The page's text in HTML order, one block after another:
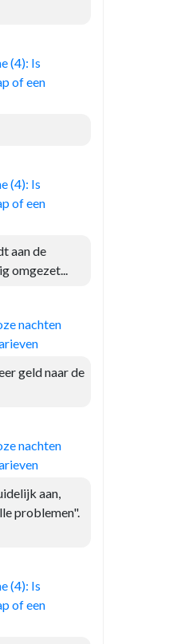
(4): Is
of een
(4): Is
of een
aan de
omgezet...
nachten
geld naar de
nachten
aan,
problemen".
(4): Is
of een